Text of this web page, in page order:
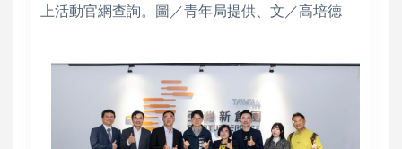
上活動官網查詢。圖／青年局提供、文／高培德